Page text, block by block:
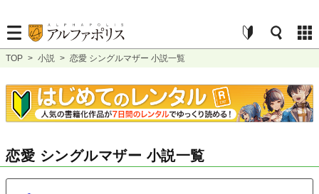
TOP > 小説 > 恋愛 シングルマザー 小説一覧
恋愛 シングルマザー 小説一覧